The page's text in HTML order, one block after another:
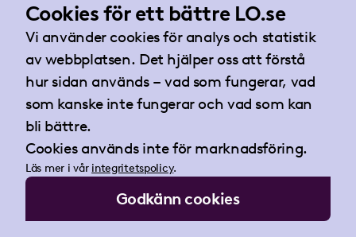
Lättläst om LO
Teckenspråksfilm
Tidningen Arbetet
Landsorganisationen i Sverige
Barnhusgatan 18
105 53 Stockholm
Tel:08-796 25 00
Fax:08-796 25 17
E-post:info@lo.se
Org.nr 802001-9769
Cookies för ett bättre LO.se
Vi använder cookies för analys och statistik
av webbplatsen. Det hjälper oss att förstå
hur sidan används – vad som fungerar, vad
som kanske inte fungerar och vad som kan
bli bättre.
Cookies används inte för marknadsföring.
Läs mer i vår integritetspolicy.
Godkänn cookies